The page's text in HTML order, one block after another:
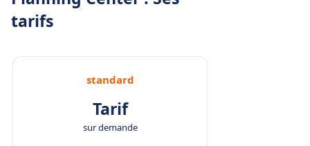
tarifs
standard
Tarif
sur demande